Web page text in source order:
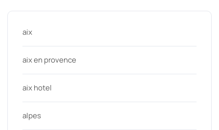
aix
aix en provence
aix hotel
alpes